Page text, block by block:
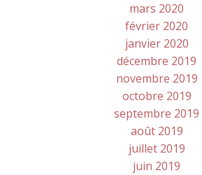
mars 2020
février 2020
janvier 2020
décembre 2019
novembre 2019
octobre 2019
septembre 2019
août 2019
juillet 2019
juin 2019